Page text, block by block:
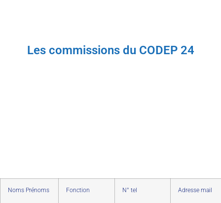
Les commissions du CODEP 24
Noms Prénoms Fonction N° tel Adresse mail